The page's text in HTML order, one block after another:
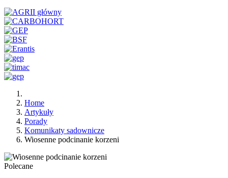
Home
Artykuły
Porady
Komunikaty sadownicze
Wiosenne podcinanie korzeni
Polecane